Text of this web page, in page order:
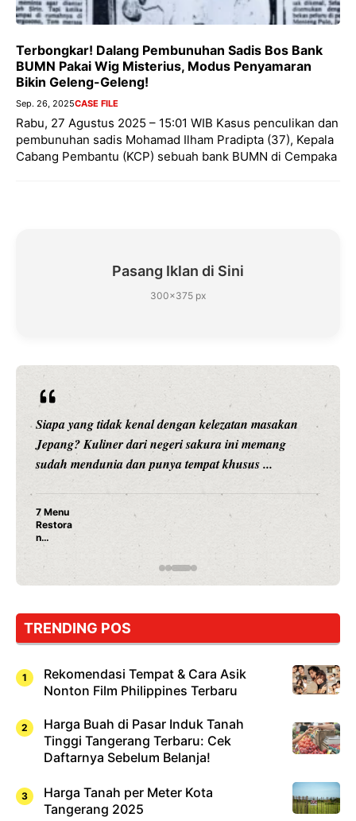
Terbongkar! Dalang Pembunuhan Sadis Bos Bank
BUMN Pakai Wig Misterius, Modus Penyamaran
Bikin Geleng-Geleng!
Sep. 26, 2025CASE FILE
Rabu, 27 Agustus 2025 – 15:01 WIB Kasus penculikan dan
pembunuhan sadis Mohamad Ilham Pradipta (37), Kepala
Cabang Pembantu (KCP) sebuah bank BUMN di Cempaka
Pasang Iklan di Sini
300×375 px
Siapa yang tidak kenal dengan kelezatan masakan
Jepang? Kuliner dari negeri sakura ini memang
sudah mendunia dan punya tempat khusus ...
7 Menu
Restora
n
Jepang
yang
Dicoba,
Cuma
Sushi!
TRENDING POS
Rekomendasi Tempat & Cara Asik
Nonton Film Philippines Terbaru
Harga Buah di Pasar Induk Tanah
Tinggi Tangerang Terbaru: Cek
Daftarnya Sebelum Belanja!
Harga Tanah per Meter Kota
Tangerang 2025